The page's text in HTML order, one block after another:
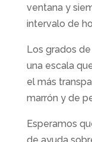
ventana y
intervalo de
Los grados
una escala
el más
marrón y de
Esperamos